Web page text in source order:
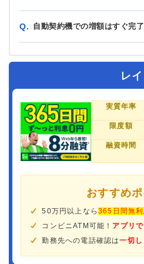
Q. 自動契約機での増額はすぐ完
レ
実質年率
限度額
融資時間
おすすめ
50万円以上なら365日間無利
コンビニATM可能！ アプリ
勤務先への電話確認は一切し